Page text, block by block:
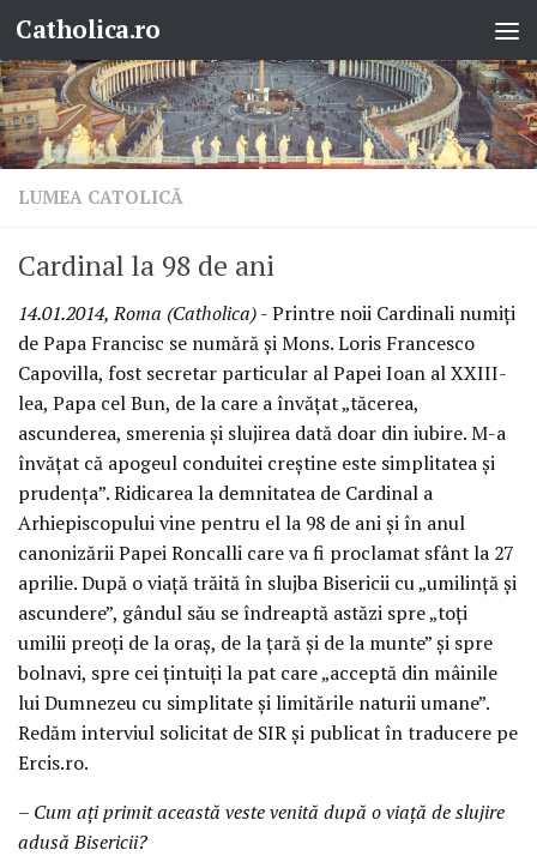
Skip to content
Catholica.ro
LUMEA CATOLICĂ
Cardinal la 98 de ani
14.01.2014, Roma (Catholica)- Printre noii Cardinali numiţi
de Papa Francisc se numără şi Mons. Loris Francesco
Capovilla, fost secretar particular al Papei Ioan al XXIII-
lea, Papa cel Bun, de la care a învăţat „tăcerea,
ascunderea, smerenia şi slujirea dată doar din iubire. M-a
învăţat că apogeul conduitei creştine este simplitatea şi
prudenţa”. Ridicarea la demnitatea de Cardinal a
Arhiepiscopului vine pentru el la 98 de ani şi în anul
canonizării Papei Roncalli care va fi proclamat sfânt la 27
aprilie. După o viaţă trăită în slujba Bisericii cu „umilinţă şi
ascundere”, gândul său se îndreaptă astăzi spre „toţi
umilii preoţi de la oraş, de la ţară şi de la munte” şi spre
bolnavi, spre cei ţintuiţi la pat care „acceptă din mâinile
lui Dumnezeu cu simplitate şi limitările naturii umane”.
Redăm interviul solicitat de SIR şi publicat în traducere pe
Ercis.ro.
– Cum aţi primit această veste venită după o viaţă de slujire
adusă Bisericii?